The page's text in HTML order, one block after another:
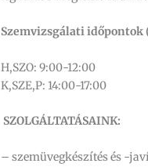
Szemvizsgálati időpontok
H,SZO: 9:00-12:00
K,SZE,P: 14:00-17:00
SZOLGÁLTATÁSAINK:
– szemüvegkészítés és -